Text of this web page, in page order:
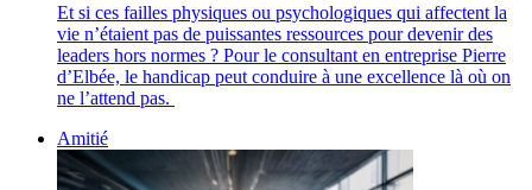
Et si ces failles physiques ou psychologiques qui affectent la
vie n’étaient pas de puissantes ressources pour devenir des
leaders hors normes ? Pour le consultant en entreprise Pierre
d’Elbée, le handicap peut conduire à une excellence là où on
ne l’attend pas.
Amitié